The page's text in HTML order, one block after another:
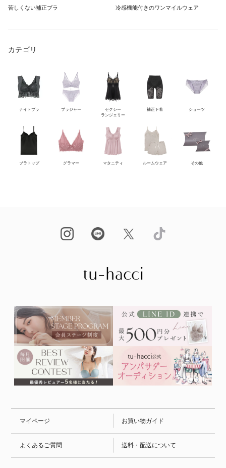
苦しくない補正ブラ 冷感機能付きのワンマイルウェア
カテゴリ
ナイトブラ ブラジャー
セクシー
ランジェリー
補正下着 ショーツ
ブラトップ グラマー マタニティ ルームウェア その他
マイページ お買い物ガイド
よくあるご質問 送料・配送について